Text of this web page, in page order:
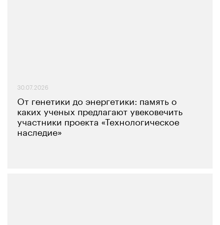
30.07.2026
От генетики до энергетики: память о
каких ученых предлагают увековечить
участники проекта «Технологическое
наследие»